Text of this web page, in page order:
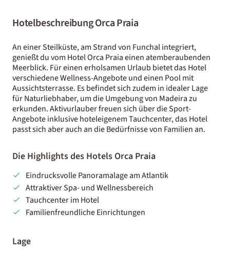
Hotelbeschreibung Orca Praia
An einer Steilküste, am Strand von Funchal integriert,
genießt du vom Hotel Orca Praia einen atemberaubenden
Meerblick. Für einen erholsamen Urlaub bietet das Hotel
verschiedene Wellness-Angebote und einen Pool mit
Aussichtsterrasse. Es befindet sich zudem in idealer Lage
für Naturliebhaber, um die Umgebung von Madeira zu
erkunden. Aktivurlauber freuen sich über die Sport-
Angebote inklusive hoteleigenem Tauchcenter, das Hotel
passt sich aber auch an die Bedürfnisse von Familien an.
Die Highlights des Hotels Orca Praia
Eindrucksvolle Panoramalage am Atlantik
Attraktiver Spa- und Wellnessbereich
Tauchcenter im Hotel
Familienfreundliche Einrichtungen
Lage